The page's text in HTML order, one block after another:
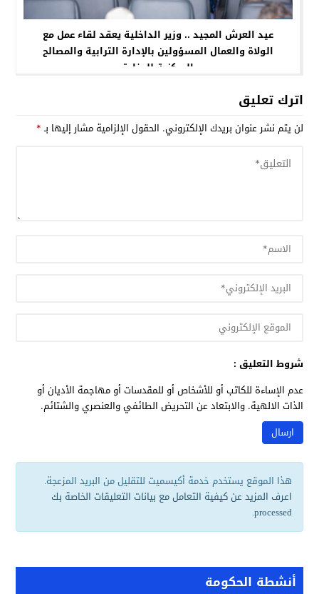
عيد العرش المجيد .. وزير الداخلية يعقد لقاء عمل مع
الولاة والعمال المسؤولين بالإدارة الترابية والمصالح
المركزية للوزارة
اترك تعليق
لن يتم نشر عنوان بريدك الإلكتروني. الحقول الإلزامية مشار إليها بـ*
شروط التعليق :
عدم الإساءة للكاتب أو للأشخاص أو للمقدسات أو مهاجمة الأديان أو
الذات الالهية. والابتعاد عن التحريض الطائفي والعنصري والشتائم.
هذا الموقع يستخدم خدمة أكيسميت للتقليل من البريد المزعجة.
اعرف المزيد عن كيفية التعامل مع بيانات التعليقات الخاصة بك
processed
.
أنشطة الحكومة